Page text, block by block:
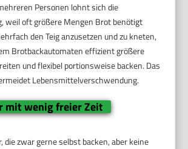
Personen lohnt sich die
weil oft größere Mengen Brot benötigt
den Teig anzusetzen und zu kneten,
Brotbackautomaten effizient größere
und flexibel portionsweise backen. Das
Lebensmittelverschwendung.
mit wenig freier Zeit
die zwar gerne selbst backen, aber keine